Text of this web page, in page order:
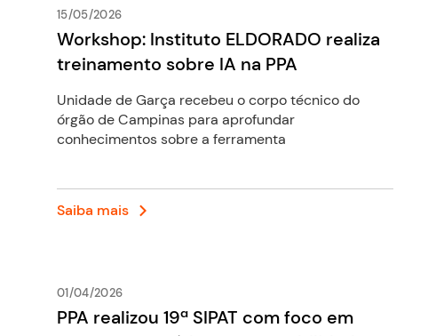
15/05/2026
Workshop: Instituto ELDORADO realiza
treinamento sobre IA na PPA
Unidade de Garça recebeu o corpo técnico do
órgão de Campinas para aprofundar
conhecimentos sobre a ferramenta
Saiba mais
01/04/2026
PPA realizou 19ª SIPAT com foco em